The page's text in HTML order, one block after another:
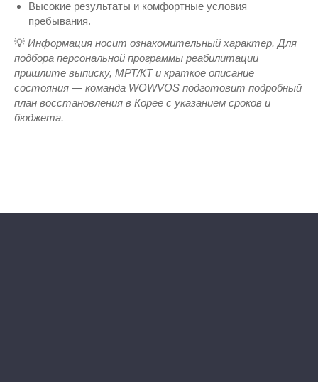
Высокие результаты и комфортные условия
пребывания.
💡 Информация носит ознакомительный характер. Для
подбора персональной программы реабилитации
пришлите выписку, МРТ/КТ и краткое описание
состояния — команда WOWVOS подготовит подробный
план восстановления в Корее с указанием сроков и
бюджета.